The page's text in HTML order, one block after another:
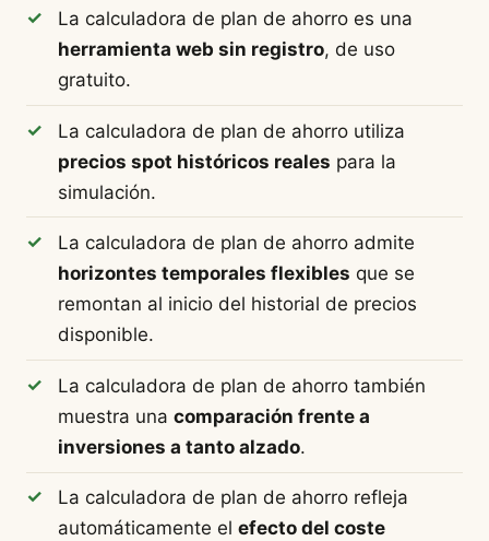
La calculadora de plan de ahorro es una
herramienta web sin registro, de uso
gratuito.
La calculadora de plan de ahorro utiliza
precios spot históricos reales para la
simulación.
La calculadora de plan de ahorro admite
horizontes temporales flexibles que se
remontan al inicio del historial de precios
disponible.
La calculadora de plan de ahorro también
muestra una comparación frente a
inversiones a tanto alzado.
La calculadora de plan de ahorro refleja
automáticamente el efecto del coste